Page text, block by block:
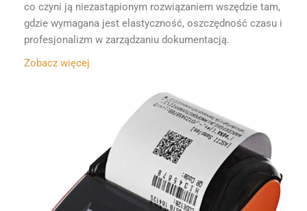
co czyni ją niezastąpionym rozwiązaniem wszędzie tam,
gdzie wymagana jest elastyczność, oszczędność czasu i
profesjonalizm w zarządzaniu dokumentacją.
Zobacz więcej